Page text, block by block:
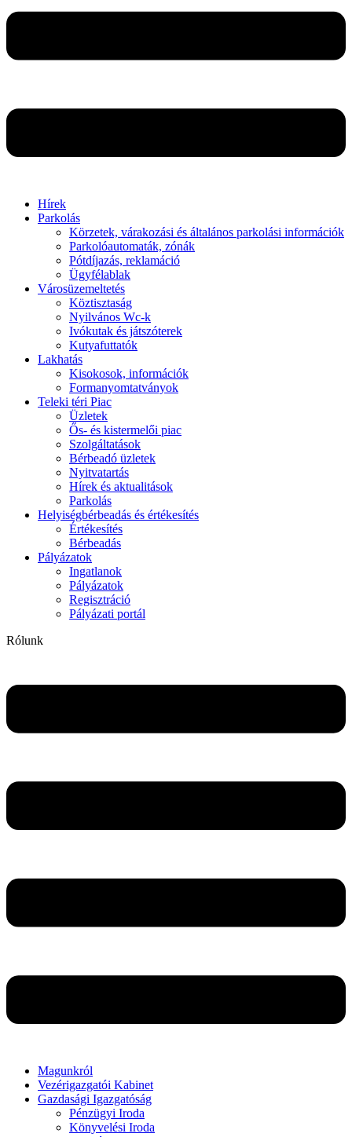
Hírek
Parkolás
Körzetek, várakozási és általános parkolási információk
Parkolóautomaták, zónák
Pótdíjazás, reklamáció
Ügyfélablak
Városüzemeltetés
Köztisztaság
Nyilvános Wc-k
Ivókutak és játszóterek
Kutyafuttatók
Lakhatás
Kisokosok, információk
Formanyomtatványok
Teleki téri Piac
Üzletek
Ős- és kistermelői piac
Szolgáltatások
Bérbeadó üzletek
Nyitvatartás
Hírek és aktualitások
Parkolás
Helyiségbérbeadás és értékesítés
Értékesítés
Bérbeadás
Pályázatok
Ingatlanok
Pályázatok
Regisztráció
Pályázati portál
Rólunk
Magunkról
Vezérigazgatói Kabinet
Gazdasági Igazgatóság
Pénzügyi Iroda
Könyvelési Iroda